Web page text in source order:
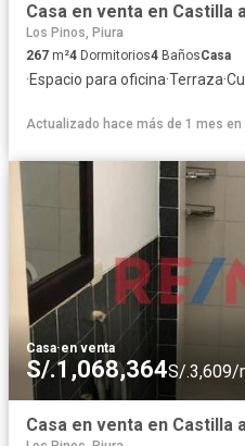
Casa en venta en Castilla
Los Pinos, Piura
267 m²4 Dormitorios4 BañosCasa
·Espacio para oficina·Terraza·
Actualizado hace más de 1 mes en
Casa·en venta
S/.1,068,364S/.3,609/
Casa en venta en Castilla